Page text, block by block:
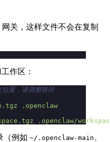
关，这样文件不会在复制
作区：
置，请调整路径
.openclaw
.openclaw/
（例如 ~/.openclaw-main